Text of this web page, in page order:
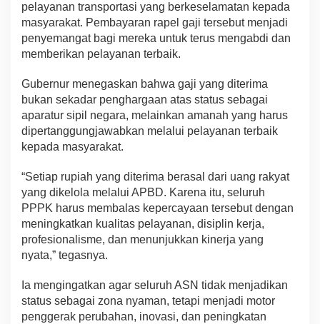
pelayanan transportasi yang berkeselamatan kepada
masyarakat. Pembayaran rapel gaji tersebut menjadi
penyemangat bagi mereka untuk terus mengabdi dan
memberikan pelayanan terbaik.
Gubernur menegaskan bahwa gaji yang diterima
bukan sekadar penghargaan atas status sebagai
aparatur sipil negara, melainkan amanah yang harus
dipertanggungjawabkan melalui pelayanan terbaik
kepada masyarakat.
“Setiap rupiah yang diterima berasal dari uang rakyat
yang dikelola melalui APBD. Karena itu, seluruh
PPPK harus membalas kepercayaan tersebut dengan
meningkatkan kualitas pelayanan, disiplin kerja,
profesionalisme, dan menunjukkan kinerja yang
nyata,” tegasnya.
Ia mengingatkan agar seluruh ASN tidak menjadikan
status sebagai zona nyaman, tetapi menjadi motor
penggerak perubahan, inovasi, dan peningkatan